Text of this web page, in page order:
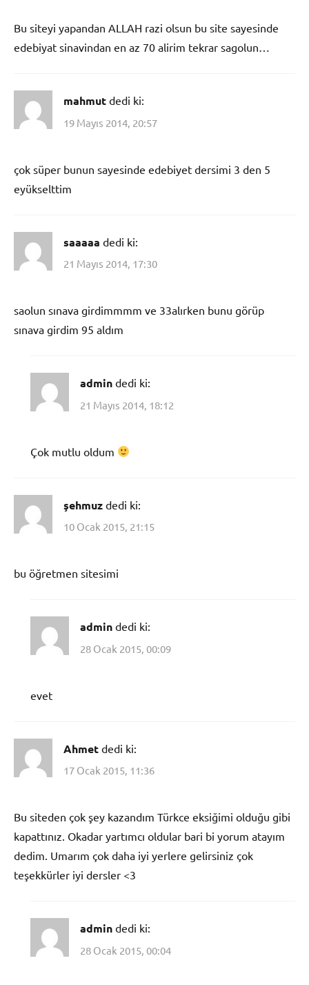
Bu siteyi yapandan ALLAH razi olsun bu site sayesinde
edebiyat sinavindan en az 70 alirim tekrar sagolun…
mahmut dedi ki:
19 Mayıs 2014, 20:57
çok süper bunun sayesinde edebiyet dersimi 3 den 5
eyükselttim
saaaaa dedi ki:
21 Mayıs 2014, 17:30
saolun sınava girdimmmm ve 33alırken bunu görüp
sınava girdim 95 aldım
admin dedi ki:
21 Mayıs 2014, 18:12
Çok mutlu oldum
şehmuz dedi ki:
10 Ocak 2015, 21:15
bu öğretmen sitesimi
admin dedi ki:
28 Ocak 2015, 00:09
evet
Ahmet dedi ki:
17 Ocak 2015, 11:36
Bu siteden çok şey kazandım Türkce eksiğimi olduğu gibi
kapattınız. Okadar yartımcı oldular bari bi yorum atayım
dedim. Umarım çok daha iyi yerlere gelirsiniz çok
teşekkürler iyi dersler <3
admin dedi ki:
28 Ocak 2015, 00:04